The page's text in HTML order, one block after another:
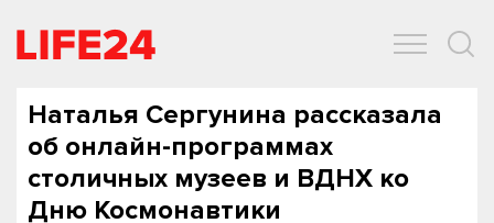
Наталья Сергунина рассказала
об онлайн-программах
столичных музеев и ВДНХ ко
Дню Космонавтики